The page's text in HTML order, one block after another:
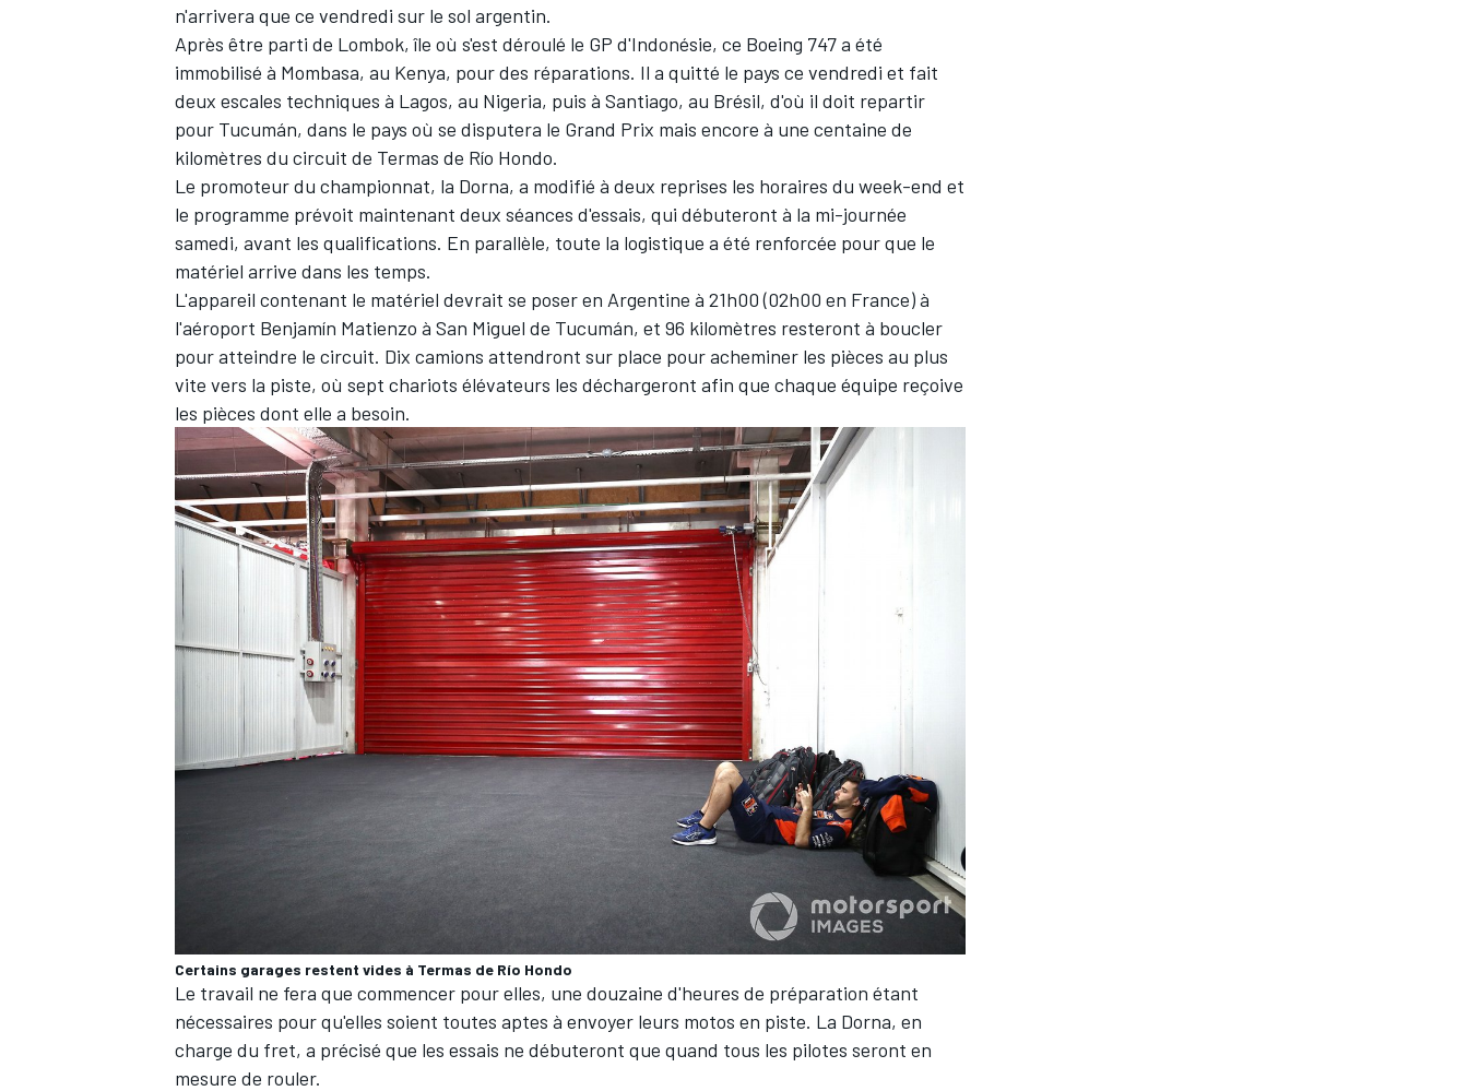
AUTRES CHAMPIONNATS
n'arrivera que ce vendredi sur le sol argentin.
Après être parti de Lombok, île où s'est déroulé le GP d'Indonésie, ce Boeing 747 a été
immobilisé à Mombasa, au Kenya, pour des réparations. Il a quitté le pays ce vendredi et fait
deux escales techniques à Lagos, au Nigeria, puis à Santiago, au Brésil, d'où il doit repartir
pour Tucumán, dans le pays où se disputera le Grand Prix mais encore à une centaine de
kilomètres du circuit de Termas de Río Hondo.
Le promoteur du championnat, la Dorna, a modifié à deux reprises les horaires du week-end et
le programme prévoit maintenant deux séances d'essais, qui débuteront à la mi-journée
samedi, avant les qualifications. En parallèle, toute la logistique a été renforcée pour que le
matériel arrive dans les temps.
L'appareil contenant le matériel devrait se poser en Argentine à 21h00 (02h00 en France) à
l'aéroport Benjamín Matienzo à San Miguel de Tucumán, et 96 kilomètres resteront à boucler
pour atteindre le circuit. Dix camions attendront sur place pour acheminer les pièces au plus
vite vers la piste, où sept chariots élévateurs les déchargeront afin que chaque équipe reçoive
les pièces dont elle a besoin.
Certains garages restent vides à Termas de Río Hondo
Le travail ne fera que commencer pour elles, une douzaine d'heures de préparation étant
nécessaires pour qu'elles soient toutes aptes à envoyer leurs motos en piste. La Dorna, en
charge du fret, a précisé que les essais ne débuteront que quand tous les pilotes seront en
mesure de rouler.